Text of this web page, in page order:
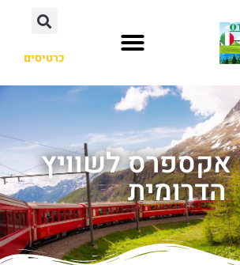
כרטיסים
אקספרס לשוויץ
הדרומית